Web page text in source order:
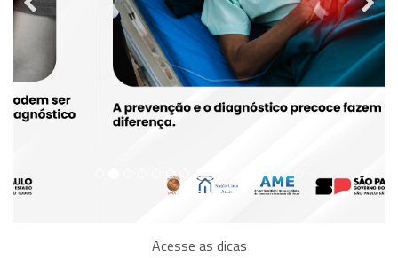
Acesse as dicas